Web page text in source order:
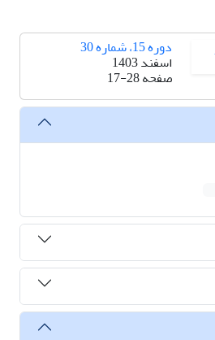
دوره 15، شماره 30
اسفند 1403
صفحه17-28